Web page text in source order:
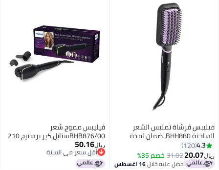
فيليبس فرشاة تمليس الشعر
الساخنة BHH880، ضمان لمدة
عامين
4.3
120
ريال20.07
31.02خصم 35%
احصل عليه خلال16 اغسطس
فيليبس مموج شعر
BHB876/00ستايل كير برستيج 210
درجة أسود
ريال50.16
أقل سعر في السنة
أقل سعر في السنة